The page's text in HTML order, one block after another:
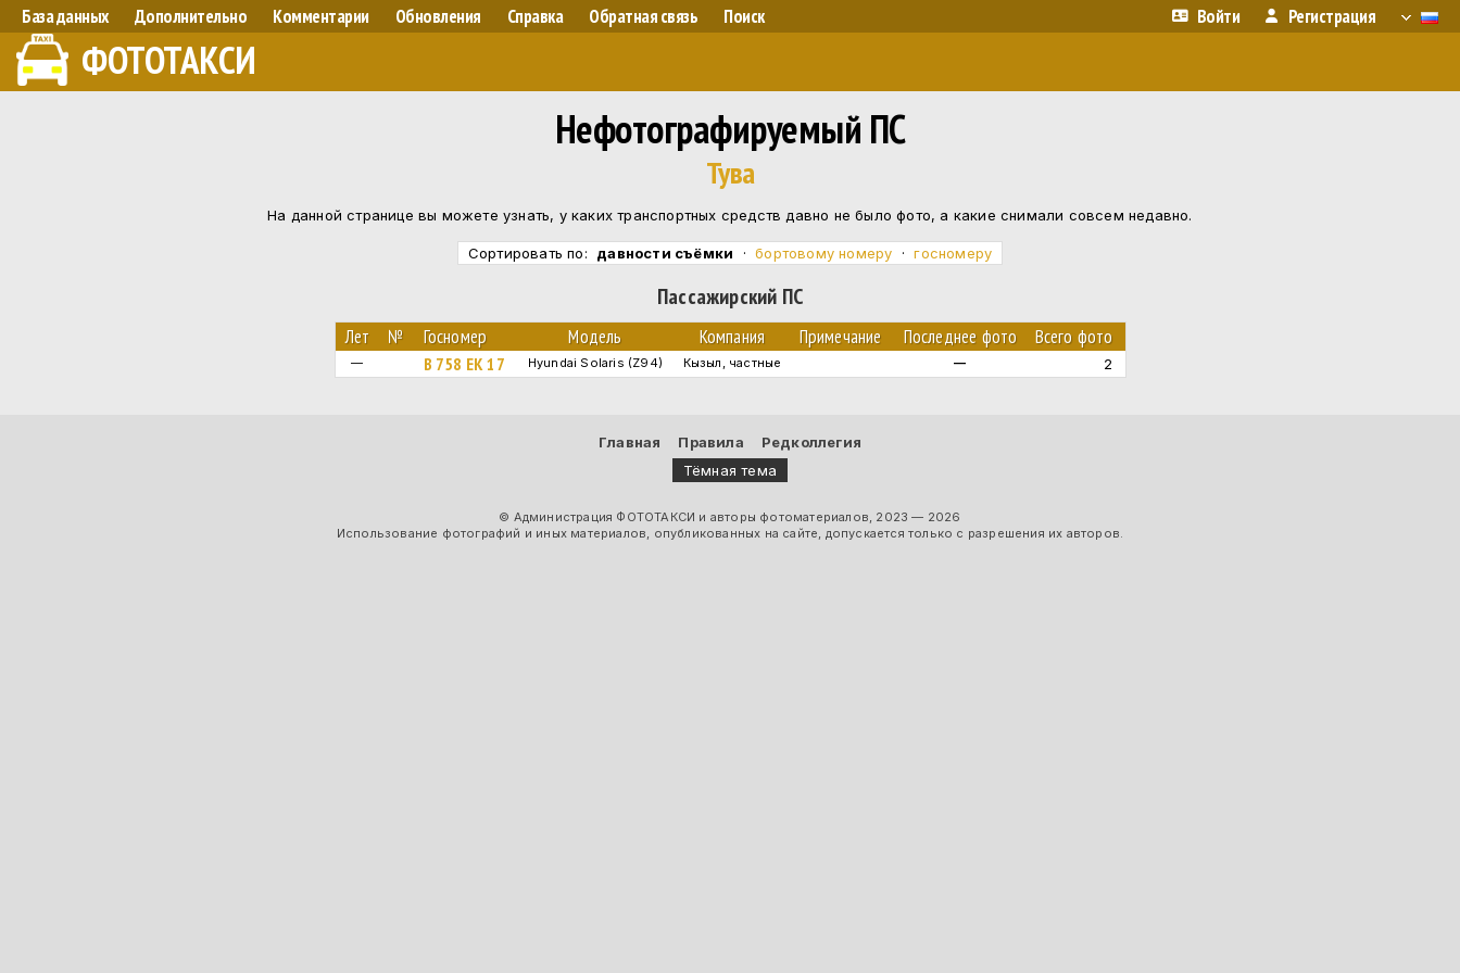
База данных Дополнительно Комментарии Обновления Справка Обратная связь Поиск Войти Регистрация
ФОТОТАКСИ
Нефотографируемый ПС
Тува
На данной странице вы можете узнать, у каких транспортных средств давно не было фото, а какие снимали совсем недавно.
Сортировать по: давности съёмки ·бортовому номеру ·госномеру
Пассажирский ПС
Лет № Госномер Модель Компания Примечание Последнее фото Всего фото
— В 758 ЕК 17 Hyundai Solaris (Z94) Кызыл, частные — 2
Главная Правила
Редколлегия
Тёмная тема
© Администрация ФОТОТАКСИ и авторы фотоматериалов, 2023 — 2026
Использование фотографий и иных материалов, опубликованных на сайте, допускается только с разрешения их авторов.